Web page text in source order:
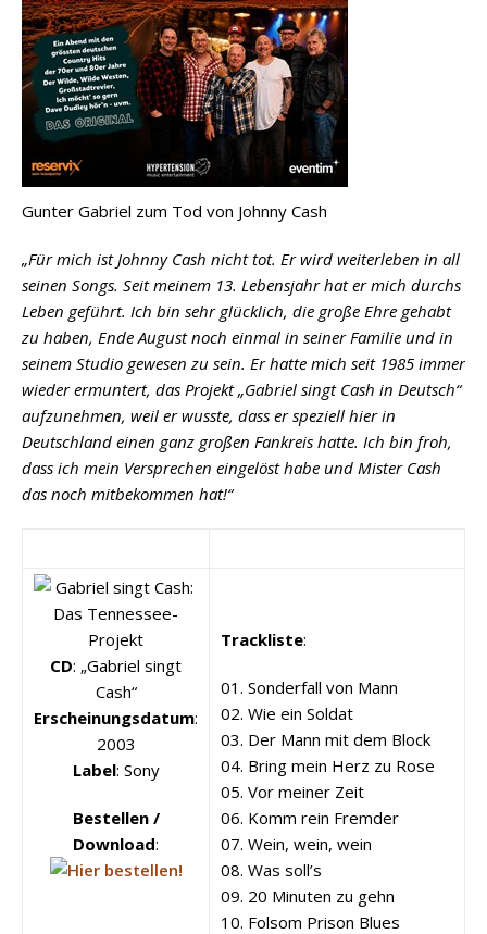
Gunter Gabriel zum Tod von Johnny Cash
„Für mich ist Johnny Cash nicht tot. Er wird weiterleben in all
seinen Songs. Seit meinem 13. Lebensjahr hat er mich durchs
Leben geführt. Ich bin sehr glücklich, die große Ehre gehabt
zu haben, Ende August noch einmal in seiner Familie und in
seinem Studio gewesen zu sein. Er hatte mich seit 1985 immer
wieder ermuntert, das Projekt „Gabriel singt Cash in Deutsch“
aufzunehmen, weil er wusste, dass er speziell hier in
Deutschland einen ganz großen Fankreis hatte. Ich bin froh,
dass ich mein Versprechen eingelöst habe und Mister Cash
das noch mitbekommen hat!“
CD: „Gabriel singt
Cash“
Erscheinungsdatum:
2003
Label: Sony
Bestellen /
Download:
Trackliste:
01. Sonderfall von Mann
02. Wie ein Soldat
03. Der Mann mit dem Block
04. Bring mein Herz zu Rose
05. Vor meiner Zeit
06. Komm rein Fremder
07. Wein, wein, wein
08. Was soll’s
09. 20 Minuten zu gehn
10. Folsom Prison Blues